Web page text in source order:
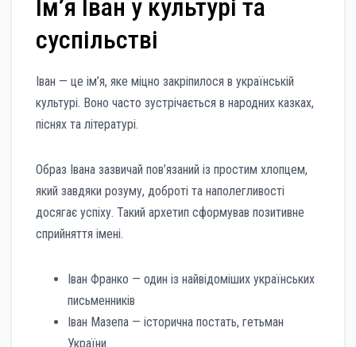
Ім’я Іван у культурі та
суспільстві
Іван — це ім’я, яке міцно закріпилося в українській
культурі. Воно часто зустрічається в народних казках,
піснях та літературі.
Образ Івана зазвичай пов’язаний із простим хлопцем,
який завдяки розуму, доброті та наполегливості
досягає успіху. Такий архетип сформував позитивне
сприйняття імені.
Іван Франко — один із найвідоміших українських
письменників
Іван Мазепа — історична постать, гетьман
України